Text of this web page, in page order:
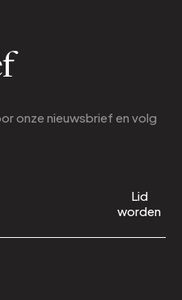
onze nieuwsbrief en volg
Lid
worden